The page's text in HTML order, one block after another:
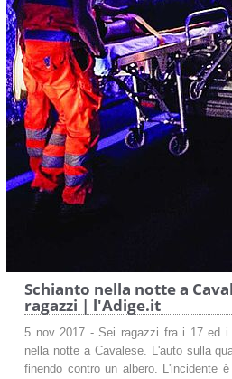
Schianto nella notte a
ragazzi | l'Adige.it
5 nov 2017 - Sei ragazzi fra i 17 ed
nella notte a Cavalese. L'auto sulla
finendo contro un albero. L'incidente